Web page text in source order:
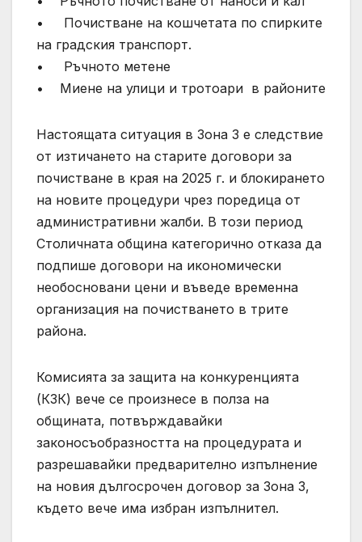
• Почистване на кошчетата по спирките
на градския транспорт.
• Ръчното метене
• Миене на улици и тротоари в районите
Настоящата ситуация в Зона 3 е следствие
от изтичането на старите договори за
почистване в края на 2025 г. и блокирането
на новите процедури чрез поредица от
административни жалби. В този период
Столичната община категорично отказа да
подпише договори на икономически
необосновани цени и въведе временна
организация на почистването в трите
района.
Комисията за защита на конкуренцията
(КЗК) вече се произнесе в полза на
общината, потвърждавайки
законосъобразността на процедурата и
разрешавайки предварително изпълнение
на новия дългосрочен договор за Зона 3,
където вече има избран изпълнител.